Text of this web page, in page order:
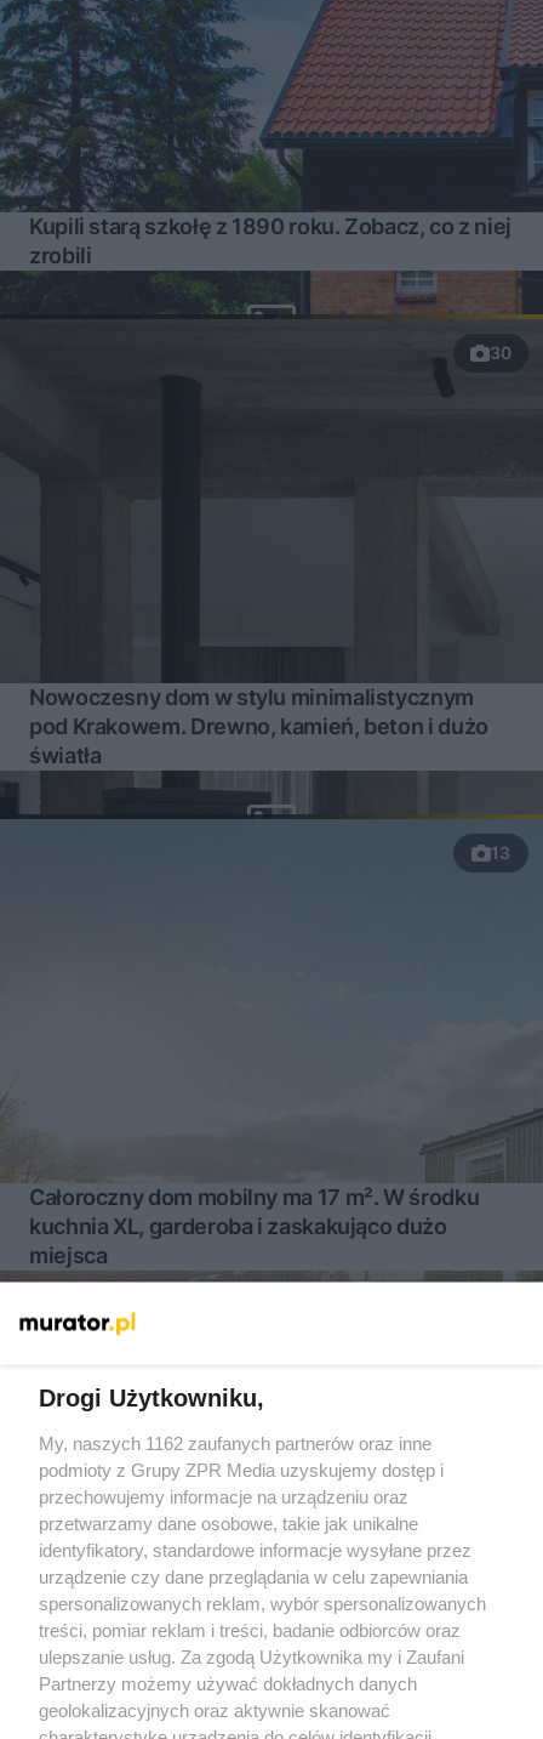
Kupili starą szkołę z 1890 roku. Zobacz, co z niej
zrobili
30
Nowoczesny dom w stylu minimalistycznym
pod Krakowem. Drewno, kamień, beton i dużo
światła
13
Całoroczny dom mobilny ma 17 m². W środku
kuchnia XL, garderoba i zaskakująco dużo
miejsca
Żaden utwór zamieszczony w serwisie nie może być powielany i
rozpowszechniany lub dalej rozpowszechniany w jakikolwiek sposób
(w tym także elektroniczny lub mechaniczny) na jakimkolwiek polu
eksploatacji w jakiejkolwiek formie, włącznie z umieszczaniem w
Internecie bez pisemnej zgody właściciela praw. Jakiekolwiek użycie
lub wykorzystanie utworów w całości lub w części z naruszeniem
prawa, tzn. bez właściwej zgody, jest zabronione pod groźbą kary i
może być ścigane prawnie.
Drogi Użytkowniku,
My, naszych 1162 zaufanych partnerów oraz inne
podmioty z Grupy ZPR Media uzyskujemy dostęp i
przechowujemy informacje na urządzeniu oraz
przetwarzamy dane osobowe, takie jak unikalne
identyfikatory, standardowe informacje wysyłane przez
urządzenie czy dane przeglądania w celu zapewniania
spersonalizowanych reklam, wybór spersonalizowanych
treści, pomiar reklam i treści, badanie odbiorców oraz
ulepszanie usług. Za zgodą Użytkownika my i Zaufani
Partnerzy możemy używać dokładnych danych
geolokalizacyjnych oraz aktywnie skanować